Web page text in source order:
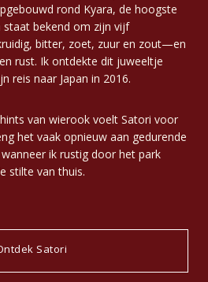
rond Kyara, de hoogste
bekend om zijn vijf
bitter, zoet, zuur en zout—en
rust. Ik ontdekte dit juweeltje
reis naar Japan in 2016.
van wierook voelt Satori voor
het vaak opnieuw aan gedurende
ik rustig door het park
stilte van thuis.
Satori